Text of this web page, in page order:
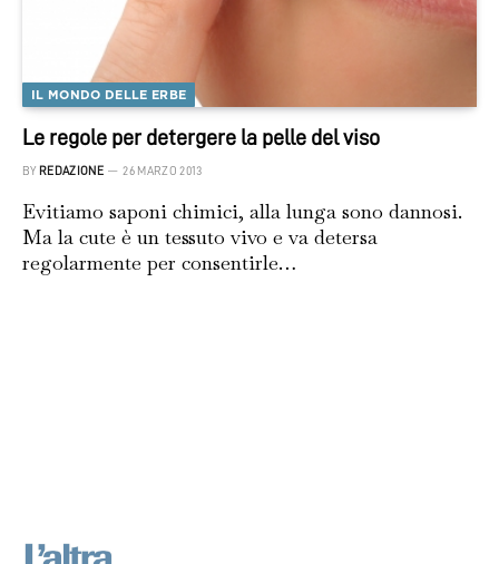
IL MONDO DELLE ERBE
Le regole per detergere la pelle del viso
BY REDAZIONE 26 MARZO 2013
Evitiamo saponi chimici, alla lunga sono dannosi.
Ma la cute è un tessuto vivo e va detersa
regolarmente per consentirle…